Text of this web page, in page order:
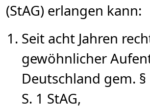
(StAG) erlangen kann:
Seit acht Jahren
gewöhnlicher
Deutschland gem. §
S. 1 StAG,